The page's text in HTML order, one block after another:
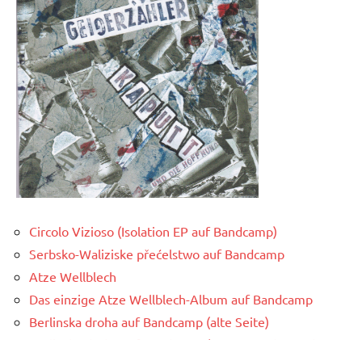
Circolo Vizioso (Isolation EP auf Bandcamp)
Serbsko-Waliziske přećelstwo auf Bandcamp
Atze Wellblech
Das einzige Atze Wellblech-Album auf Bandcamp
Berlinska droha auf Bandcamp (alte Seite)